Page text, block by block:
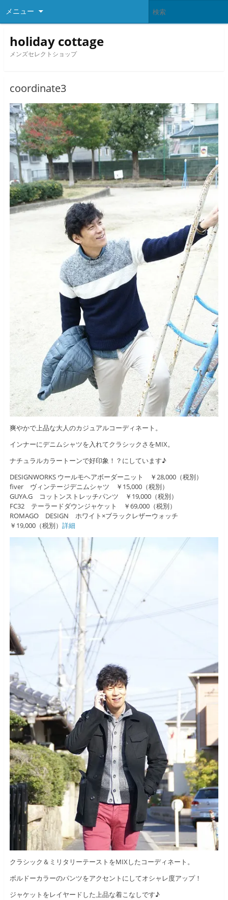
メニュー
holiday cottage
メンズセレクトショップ
coordinate3
爽やかで上品な大人のカジュアルコーディネート。
インナーにデニムシャツを入れてクラシックさをMIX。
ナチュラルカラートーンで好印象！？にしています♪
DESIGNWORKS ウールモヘアボーダーニット ￥28,000（税別）
fiver ヴィンテージデニムシャツ ￥15,000（税別）
GUYA.G コットンストレッチパンツ ￥19,000（税別）
FC32 テーラードダウンジャケット ￥69,000（税別）
ROMAGO DESIGN ホワイト×ブラックレザーウォッチ
￥19,000（税別） 詳細
クラシック＆ミリタリーテーストをMIXしたコーディネート。
ボルドーカラーのパンツをアクセントにしてオシャレ度アップ！
ジャケットをレイヤードした上品な着こなしです♪